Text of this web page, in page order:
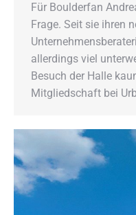
Für Boulderfan
Frage. Seit sie ihren
allerdings viel
Besuch der Halle
Mitgliedschaft bei